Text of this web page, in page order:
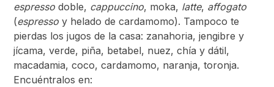
espressodoble, cappuccino, moka, latte, affogato
(espresso y helado de cardamomo). Tampoco te
pierdas los jugos de la casa: zanahoria, jengibre y
jícama, verde, piña, betabel, nuez, chía y dátil,
macadamia, coco, cardamomo, naranja, toronja.
Encuéntralos en: